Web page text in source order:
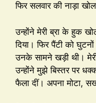
फिर सलवार की नाड़ा
उन्होंने मेरी ब्रा के हुक
दिया। फिर पैंटी को
उनके सामने खड़ी थी। मेरी
उन्होंने मुझे बिस्तर पर
फैला दीं। अपना मोटा,